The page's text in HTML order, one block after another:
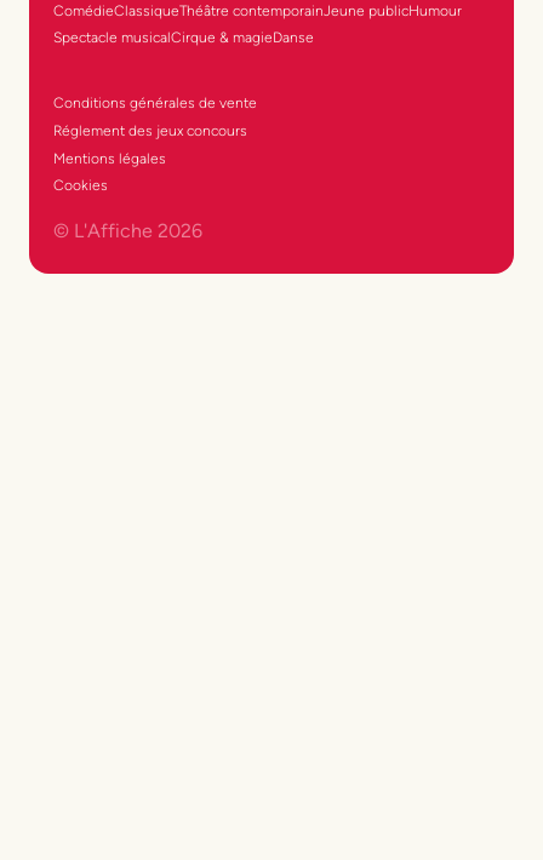
ComédieClassiqueThéâtre contemporainJeune publicHumour
Spectacle musicalCirque & magieDanse
Conditions générales de vente
Réglement des jeux concours
Mentions légales
Cookies
© L'Affiche 2026